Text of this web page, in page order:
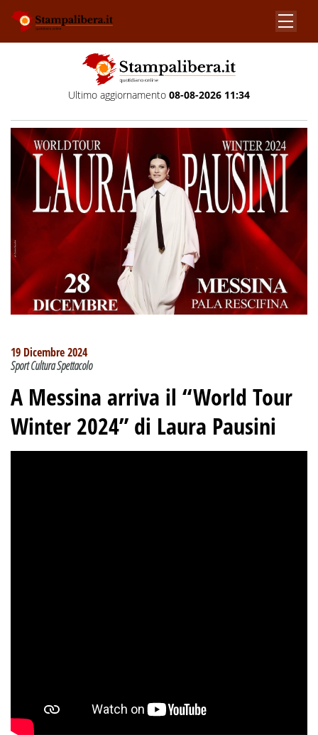
Ultimo aggiornamento 08-08-2026 11:34
19 Dicembre 2024
Sport Cultura Spettacolo
A Messina arriva il “World Tour
Winter 2024” di Laura Pausini